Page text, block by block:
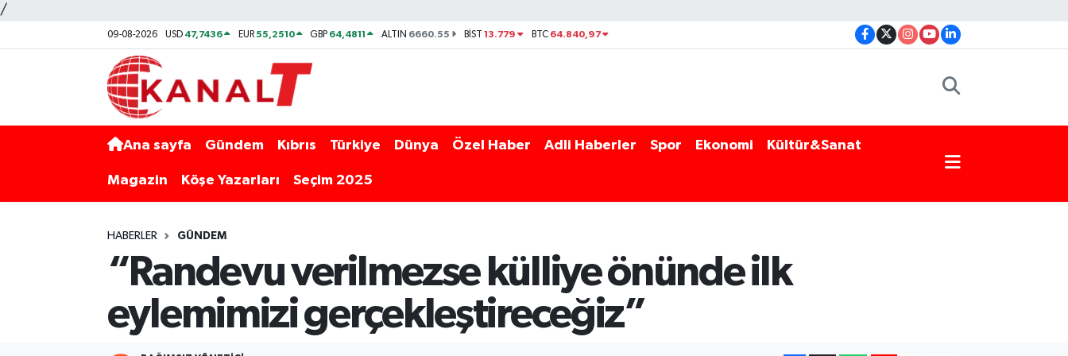
/
09-08-2026 USD 47,7436 EUR55,2510 GBP 64,4811 ALTIN 6660.55 BİST13.779 BTC 64.840,97
Ana sayfa Gündem Kıbrıs Türkiye Dünya Özel Haber Adli Haberler Spor Ekonomi Kültür&Sanat
Magazin Köşe Yazarları Seçim 2025
HABERLER GÜNDEM
“Randevu verilmezse külliye önünde ilk
eylemimizi gerçekleştireceğiz”